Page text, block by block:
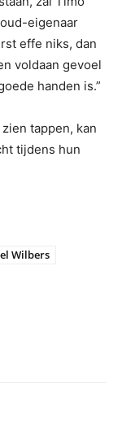
eigenaar
effe niks, dan
voldaan gevoel
handen is.”
tappen, kan
tijdens hun
Wilbers